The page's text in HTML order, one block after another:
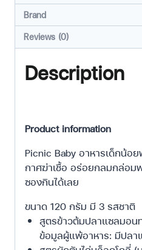
Brand
Reviews (0)
Description
Product information
Picnic Baby อาหารเด็กน้
กาศฆ่าเชื้อ อร่อยกลมกล่อ
ซองกินได้เลย
ขนาด 120 กรัม มี 3 รสชาติ
สูตรข้าวต้มปลาแซลมอน
ข้อมูลผู้แพ้อาหาร: มีปลา